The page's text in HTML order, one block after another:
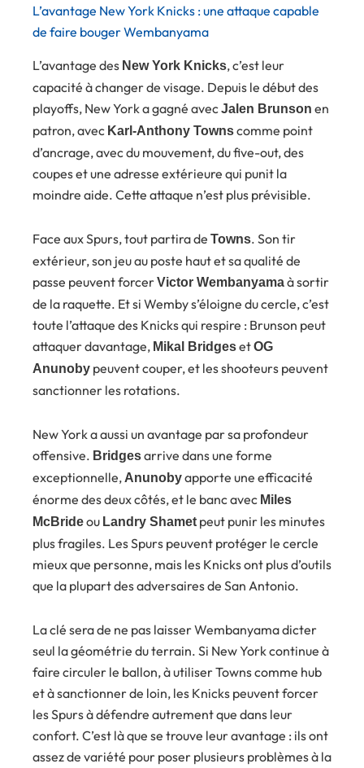
L’avantage New York Knicks : une attaque capable
de faire bouger Wembanyama
L’avantage des New York Knicks, c’est leur
capacité à changer de visage. Depuis le début des
playoffs, New York a gagné avecJalen Brunson en
patron, avec Karl-Anthony Townscomme point
d’ancrage, avec du mouvement, du five-out, des
coupes et une adresse extérieure qui punit la
moindre aide. Cette attaque n’est plus prévisible.
Face aux Spurs, tout partira de Towns. Son tir
extérieur, son jeu au poste haut et sa qualité de
passe peuvent forcerVictor Wembanyamaà sortir
de la raquette. Et si Wemby s’éloigne du cercle, c’est
toute l’attaque des Knicks qui respire : Brunson peut
attaquer davantage, Mikal BridgesetOG
Anunoby peuvent couper, et les shooteurs peuvent
sanctionner les rotations.
New York a aussi un avantage par sa profondeur
offensive. Bridgesarrive dans une forme
exceptionnelle, Anunobyapporte une efficacité
énorme des deux côtés, et le banc avec Miles
McBrideou Landry Shamet peut punir les minutes
plus fragiles. Les Spurs peuvent protéger le cercle
mieux que personne, mais les Knicks ont plus d’outils
que la plupart des adversaires de San Antonio.
La clé sera de ne pas laisser Wembanyama dicter
seul la géométrie du terrain. Si New York continue à
faire circuler le ballon, à utiliser Towns comme hub
et à sanctionner de loin, les Knicks peuvent forcer
les Spurs à défendre autrement que dans leur
confort. C’est là que se trouve leur avantage : ils ont
assez de variété pour poser plusieurs problèmes à la